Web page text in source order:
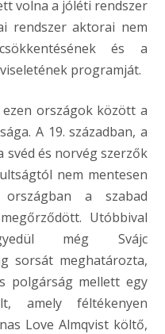
volna a jóléti rendszer
rendszer aktorai nem
és a
programját.
országok között a
A 19. században, a
és norvég szerzők
nem mentesen
a szabad
Utóbbival
még Svájc
sorsát meghatározta,
polgárság mellett egy
amely féltékenyen
Love Almqvist költő,